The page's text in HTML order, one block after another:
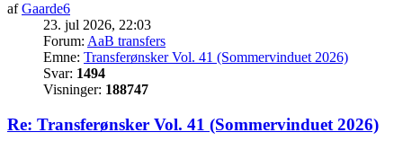
afGaarde6
23. jul 2026, 22:03
Forum: AaB transfers
Emne: Transferønsker Vol. 41 (Sommervinduet 2026)
Svar: 1494
Visninger: 188747
Re: Transferønsker Vol. 41 (Sommervinduet 2026)